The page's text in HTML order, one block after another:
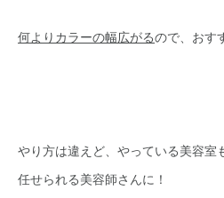
何よりカラーの幅広がるので、おす
やり方は違えど、やっている美容室
任せられる美容師さんに！